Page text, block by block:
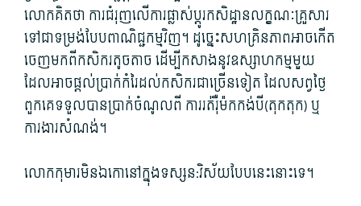
លោក​គិតថា ការជំរុញ​លើ​ការ​ផ្លាស់​ប្តូរ​កសិដ្ឋាន​លក្ខណៈ​គ្រួសារ
ទៅជា​ទម្រង់​បែប​ពាណិជ្ជកម្ម​វិញ។ ដូច្នេះ​សហគ្រិនភាព​អាច​កើត
ចេញមកពី​កសិករ​តូចតាច ដើម្បី​កសាង​នូវ​ឧស្សាហ​កម្ម​មួួយ​
ដែល​អាច​ផ្តល់​ប្រាក់​កំរៃ​ដល់​កសិករ​ជាច្រើន​ទៀត ដែល​សព្វថ្ងៃ​
ពួក​គេ​ទទួល​បាន​ប្រាក់ចំណូល​ពី ការ​រត់​រ៉ឺម៉ក​កង់​បី​(តុក​តុក​) ឬ
ការងារ​សំណង់។
លោក​កុមារ​មិន​ឯកោ​នៅក្នុង​ទស្សន:វិស័យ​បែបនេះ​នោះ​ទេ។